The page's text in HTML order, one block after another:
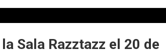
Sala Razztazz el 20 de